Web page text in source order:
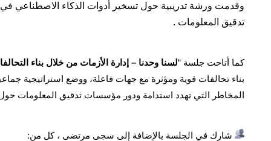
وقدمت ورشة تدريبية حول تسخير أدوات الذكاء الاصطناعي
تدقيق المعلومات .
كما أتاحت جلسة “لسنا وحدنا – إدارة الأزمات من خلال بناء
بناء تحالفات قوية ومؤثرة مع جهات فاعلة، ووضع استراتيجية
المخاطر التي تهدد استدامة ودور مؤسسات تدقيق المعلومات حول
شارك في الجلسة بالإضافة إلى سجى مرتضى ، كل من: